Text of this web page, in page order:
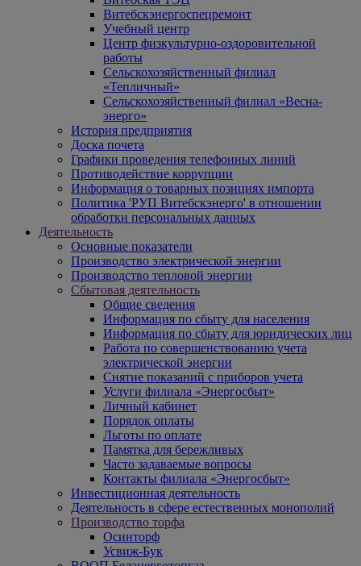
Витебскэнергоспецремонт
Учебный центр
Центр физкультурно-оздоровительной
работы
Сельскохозяйственный филиал
«Тепличный»
Сельскохозяйственный филиал «Весна-
энерго»
История предприятия
Доска почета
Графики проведения телефонных линий
Противодействие коррупции
Информация о товарных позициях импорта
Политика 'РУП Витебскэнерго' в отношении
обработки персональных данных
Деятельность
Основные показатели
Производство электрической энергии
Производство тепловой энергии
Сбытовая деятельность
Общие сведения
Информация по сбыту для населения
Информация по сбыту для юридических лиц
Работа по совершенствованию учета
электрической энергии
Снятие показаний с приборов учета
Услуги филиала «Энергосбыт»
Личный кабинет
Порядок оплаты
Льготы по оплате
Памятка для бережливых
Часто задаваемые вопросы
Контакты филиала «Энергосбыт»
Инвестиционная деятельность
Деятельность в сфере естественных монополий
Производство торфа
Осинторф
Усвиж-Бук